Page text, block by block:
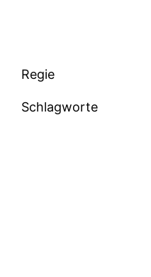
Regie
Schlagworte